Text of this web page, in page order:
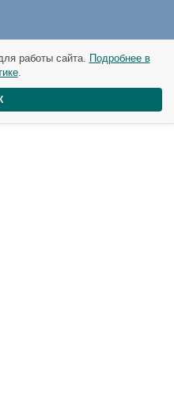
работы сайта. Подробнее в
.